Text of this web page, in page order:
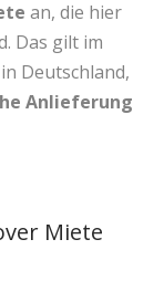
an, die hier
Das gilt im
Deutschland,
Anlieferung
Miete